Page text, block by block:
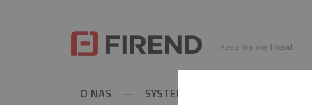
O NAS SYSTEMY KOMINOWE